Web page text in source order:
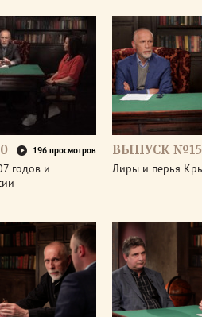
196 просмотров
годов и
ВЫПУСК
Лиры и перья